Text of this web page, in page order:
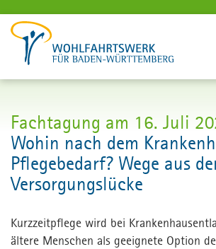
Unterstützung im Haushalt
Pflege und Betreuung zu Hause
Bei uns wohnen und leben
Lebenslanges Lernen:
Innovation und Projekte
Fördern und Engagieren
Über uns
Fachtagung am 16. Juli
Wohin nach dem
Pflegebedarf? Wege aus
Versorgungslücke
Kurzzeitpflege wird bei
ältere Menschen als geeignete Option